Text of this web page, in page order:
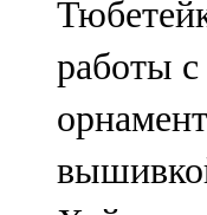
105,5 FM
работы